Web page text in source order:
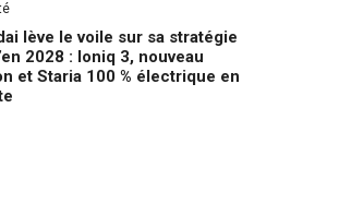
lève le voile sur sa stratégie
2028 : Ioniq 3, nouveau
et Staria 100 % électrique en